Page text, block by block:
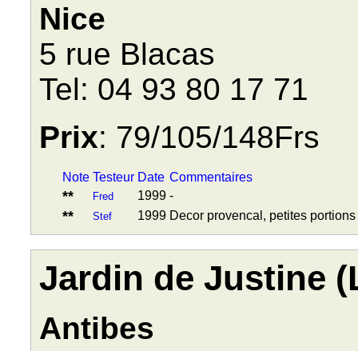
Nice
5 rue Blacas
Tel: 04 93 80 17 71
Prix: 79/105/148Frs
Note Testeur Date Commentaires
** Fred 1999 -
** Stef 1999 Decor provencal, petites
Jardin de Justine
Antibes